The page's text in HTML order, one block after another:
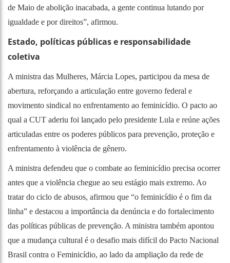
de Maio de abolição inacabada, a gente continua lutando por
igualdade e por direitos”, afirmou.
Estado, políticas públicas e responsabilidade
coletiva
A ministra das Mulheres, Márcia Lopes, participou da mesa de
abertura, reforçando a articulação entre governo federal e
movimento sindical no enfrentamento ao feminicídio. O pacto ao
qual a CUT aderiu foi lançado pelo presidente Lula e reúne ações
articuladas entre os poderes públicos para prevenção, proteção e
enfrentamento à violência de gênero.
A ministra defendeu que o combate ao feminicídio precisa ocorrer
antes que a violência chegue ao seu estágio mais extremo. Ao
tratar do ciclo de abusos, afirmou que “o feminicídio é o fim da
linha” e destacou a importância da denúncia e do fortalecimento
das políticas públicas de prevenção. A ministra também apontou
que a mudança cultural é o desafio mais difícil do Pacto Nacional
Brasil contra o Feminicídio, ao lado da ampliação da rede de